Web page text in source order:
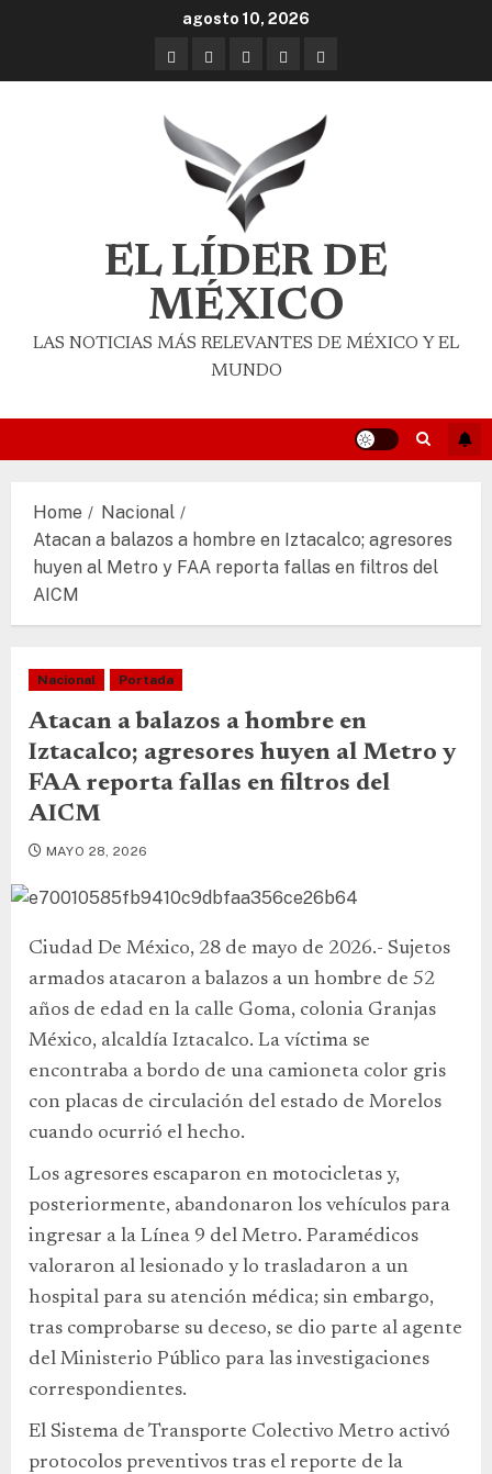
agosto 10, 2026
EL LÍDER DE
MÉXICO
LAS NOTICIAS MÁS RELEVANTES DE MÉXICO Y EL
MUNDO
Home
Nacional
Atacan a balazos a hombre en Iztacalco; agresores
huyen al Metro y FAA reporta fallas en filtros del
AICM
Nacional Portada
Atacan a balazos a hombre en
Iztacalco; agresores huyen al Metro y
FAA reporta fallas en filtros del
AICM
MAYO 28, 2026
Ciudad De México, 28 de mayo de 2026.- Sujetos
armados atacaron a balazos a un hombre de 52
años de edad en la calle Goma, colonia Granjas
México, alcaldía Iztacalco. La víctima se
encontraba a bordo de una camioneta color gris
con placas de circulación del estado de Morelos
cuando ocurrió el hecho.
Los agresores escaparon en motocicletas y,
posteriormente, abandonaron los vehículos para
ingresar a la Línea 9 del Metro. Paramédicos
valoraron al lesionado y lo trasladaron a un
hospital para su atención médica; sin embargo,
tras comprobarse su deceso, se dio parte al agente
del Ministerio Público para las investigaciones
correspondientes.
El Sistema de Transporte Colectivo Metro activó
protocolos preventivos tras el reporte de la